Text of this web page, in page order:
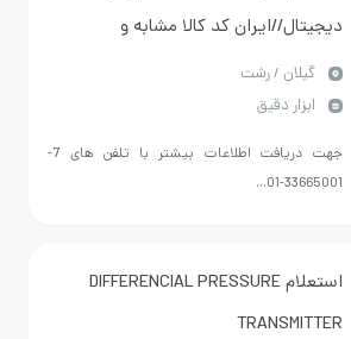
کد کالا مشابه و
درخواستی برابر با فایل
باشد.
جهت دریافت اطلاعات بیشتر با تلفن های 7-
استعلام DIFFERENCIAL PRESSURE